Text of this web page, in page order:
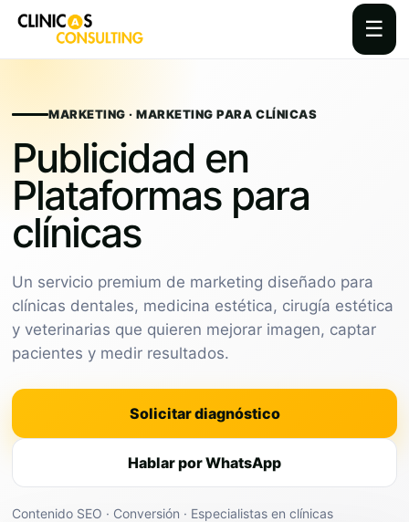
☰
contentMARKETING · MARKETING PARA CLÍNICAS
Publicidad en
Plataformas para
clínicas
Un servicio premium de marketing diseñado para
clínicas dentales, medicina estética, cirugía estética
y veterinarias que quieren mejorar imagen, captar
pacientes y medir resultados.
Solicitar diagnóstico
Hablar por WhatsApp
Contenido SEO · Conversión · Especialistas en clínicas